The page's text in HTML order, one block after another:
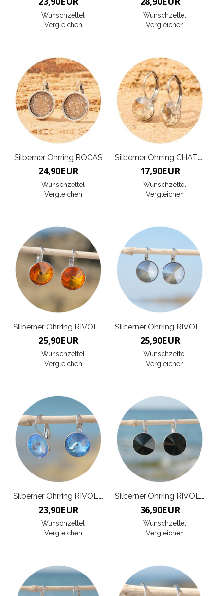
Wunschzettel
Vergleichen
Wunschzettel
Vergleichen
Silberner Ohrring ROCAS
24,90EUR
Wunschzettel
Vergleichen
Silberner Ohrring CHATON
17,90EUR
Wunschzettel
Vergleichen
Silberner Ohrring RIVOLI G
25,90EUR
Wunschzettel
Vergleichen
Silberner Ohrring RIVOLI G
25,90EUR
Wunschzettel
Vergleichen
Silberner Ohrring RIVOLI K
23,90EUR
Wunschzettel
Vergleichen
Silberner Ohrring RIVOLIE X
36,90EUR
Wunschzettel
Vergleichen